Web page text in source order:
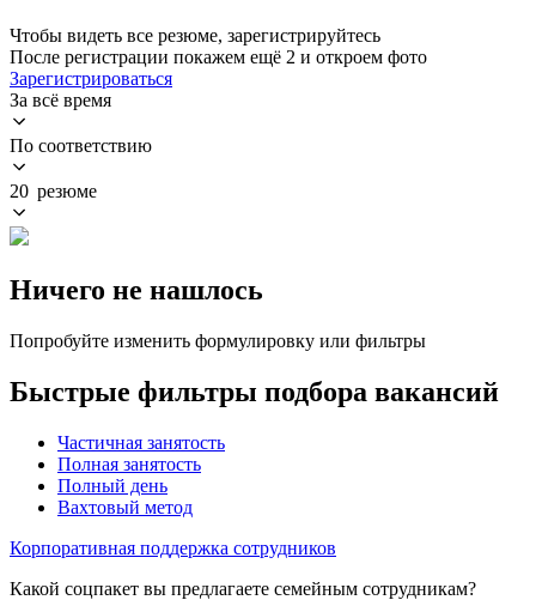
Чтобы видеть все резюме, зарегистрируйтесь
После регистрации покажем ещё 2 и откроем фото
Зарегистрироваться
За всё время
По соответствию
20 резюме
Ничего не нашлось
Попробуйте изменить формулировку или фильтры
Быстрые фильтры подбора вакансий
Частичная занятость
Полная занятость
Полный день
Вахтовый метод
Корпоративная поддержка сотрудников
Какой соцпакет вы предлагаете семейным сотрудникам?